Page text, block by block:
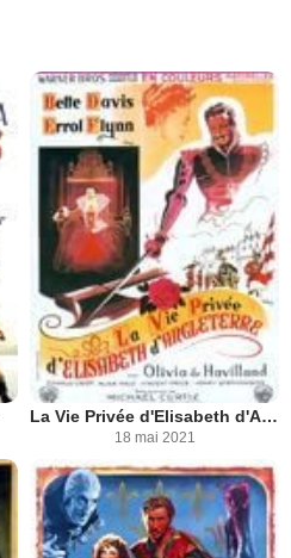
La Vie Privée d'Elisabeth d'Angleterre
18 mai 2021